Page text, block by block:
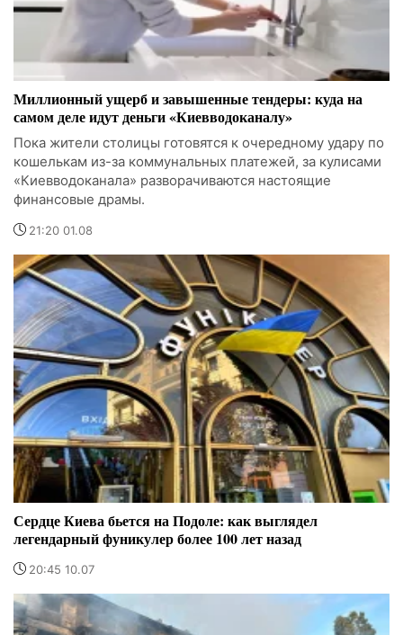
Миллионный ущерб и завышенные тендеры: куда на
самом деле идут деньги «Киевводоканалу»
Пока жители столицы готовятся к очередному удару по
кошелькам из-за коммунальных платежей, за кулисами
«Киевводоканала» разворачиваются настоящие
финансовые драмы.
21:20 01.08
Сердце Киева бьется на Подоле: как выглядел
легендарный фуникулер более 100 лет назад
20:45 10.07